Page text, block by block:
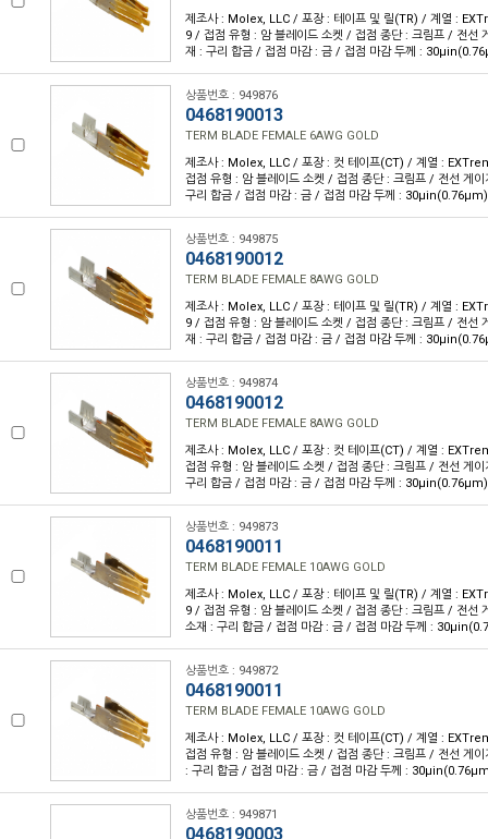
제조사 : Molex, LLC / 포장 : 테이프 및 릴(TR) / 계열 :
9 / 접점 유형 : 암 블레이드 소켓 / 접점 종단 : 크림프 / 전선
재 : 구리 합금 / 접점 마감 : 금 / 접점 마감 두께 :
상품번호 : 949876
0468190013
TERM BLADE FEMALE 6AWG GOLD
제조사 : Molex, LLC / 포장 : 컷 테이프(CT) / 계열 :
접점 유형 : 암 블레이드 소켓 / 접점 종단 : 크림프 / 전선 게
구리 합금 / 접점 마감 : 금 / 접점 마감 두께 :
상품번호 : 949875
0468190012
TERM BLADE FEMALE 8AWG GOLD
제조사 : Molex, LLC / 포장 : 테이프 및 릴(TR) / 계열 :
9 / 접점 유형 : 암 블레이드 소켓 / 접점 종단 : 크림프 / 전선
재 : 구리 합금 / 접점 마감 : 금 / 접점 마감 두께 :
상품번호 : 949874
0468190012
TERM BLADE FEMALE 8AWG GOLD
제조사 : Molex, LLC / 포장 : 컷 테이프(CT) / 계열 :
접점 유형 : 암 블레이드 소켓 / 접점 종단 : 크림프 / 전선 게
구리 합금 / 접점 마감 : 금 / 접점 마감 두께 :
상품번호 : 949873
0468190011
TERM BLADE FEMALE 10AWG GOLD
제조사 : Molex, LLC / 포장 : 테이프 및 릴(TR) / 계열 :
9 / 접점 유형 : 암 블레이드 소켓 / 접점 종단 : 크림프 / 전선
소재 : 구리 합금 / 접점 마감 : 금 / 접점 마감 두께 :
상품번호 : 949872
0468190011
TERM BLADE FEMALE 10AWG GOLD
제조사 : Molex, LLC / 포장 : 컷 테이프(CT) / 계열 :
접점 유형 : 암 블레이드 소켓 / 접점 종단 : 크림프 / 전선 게
: 구리 합금 / 접점 마감 : 금 / 접점 마감 두께 :
상품번호 : 949871
0468190003